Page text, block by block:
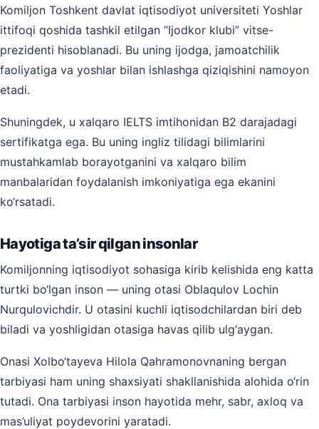
Komiljon Toshkent davlat iqtisodiyot universiteti Yoshlar
ittifoqi qoshida tashkil etilgan “Ijodkor klubi” vitse-
prezidenti hisoblanadi. Bu uning ijodga, jamoatchilik
faoliyatiga va yoshlar bilan ishlashga qiziqishini namoyon
etadi.
Shuningdek, u xalqaro IELTS imtihonidan B2 darajadagi
sertifikatga ega. Bu uning ingliz tilidagi bilimlarini
mustahkamlab borayotganini va xalqaro bilim
manbalaridan foydalanish imkoniyatiga ega ekanini
ko‘rsatadi.
Hayotiga ta’sir qilgan insonlar
Komiljonning iqtisodiyot sohasiga kirib kelishida eng katta
turtki bo‘lgan inson — uning otasi Oblaqulov Lochin
Nurqulovichdir. U otasini kuchli iqtisodchilardan biri deb
biladi va yoshligidan otasiga havas qilib ulg‘aygan.
Onasi Xolbo‘tayeva Hilola Qahramonovnaning bergan
tarbiyasi ham uning shaxsiyati shakllanishida alohida o‘rin
tutadi. Ona tarbiyasi inson hayotida mehr, sabr, axloq va
mas’uliyat poydevorini yaratadi.